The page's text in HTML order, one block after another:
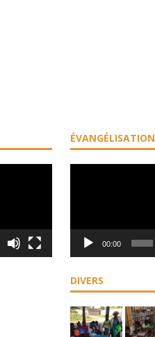
ÉVANGÉLISATION
00:00
DIVERS